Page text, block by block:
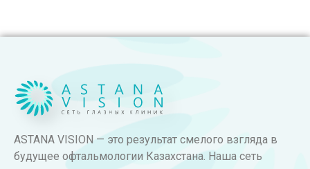
ASTANA VISION — это результат смелого взгляда в
будущее офтальмологии Казахстана. Наша сеть